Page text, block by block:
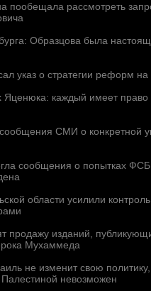
пообещала рассмотреть
Образцова была
указ о стратегии реформ на
каждый имеет право
СМИ о конкретной
сообщения о попытках ФСБ
области усилили
продажу изданий,
Мухаммеда
не изменит свою политику,
невозможен